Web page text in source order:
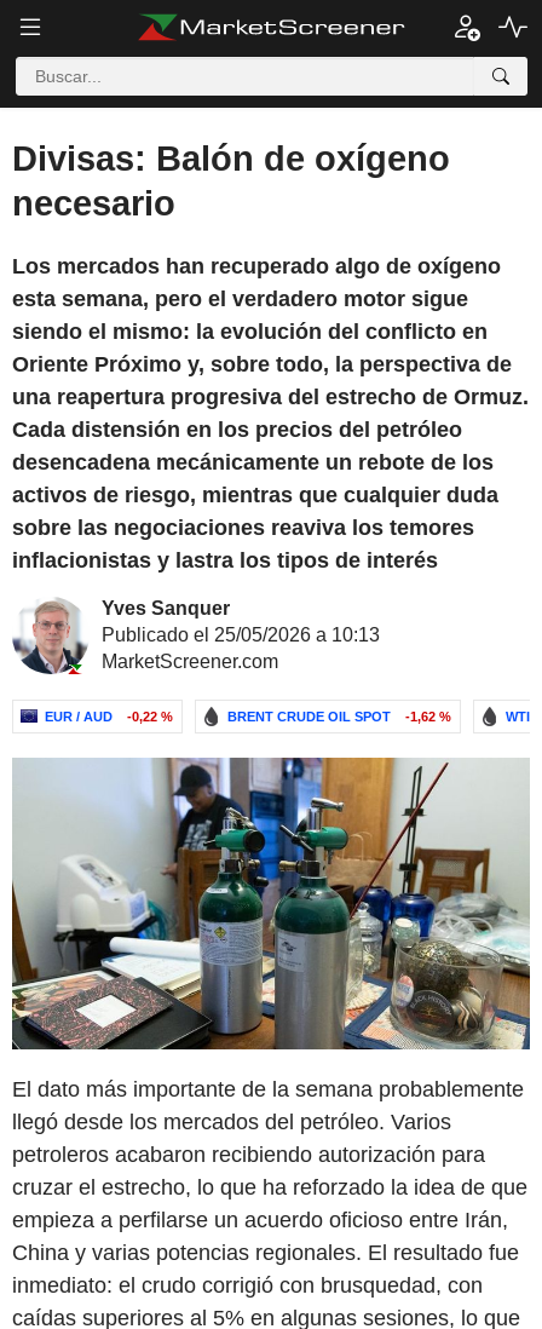
Divisas: Balón de oxígeno
necesario
Los mercados han recuperado algo de oxígeno
esta semana, pero el verdadero motor sigue
siendo el mismo: la evolución del conflicto en
Oriente Próximo y, sobre todo, la perspectiva de
una reapertura progresiva del estrecho de Ormuz.
Cada distensión en los precios del petróleo
desencadena mecánicamente un rebote de los
activos de riesgo, mientras que cualquier duda
sobre las negociaciones reaviva los temores
inflacionistas y lastra los tipos de interés
Yves Sanquer
Publicado el 25/05/2026 a 10:13
MarketScreener.com
EUR / AUD -0,22 % BRENT CRUDE OIL SPOT -1,62 % WTI
El dato más importante de la semana probablemente
llegó desde los mercados del petróleo. Varios
petroleros acabaron recibiendo autorización para
cruzar el estrecho, lo que ha reforzado la idea de que
empieza a perfilarse un acuerdo oficioso entre Irán,
China y varias potencias regionales. El resultado fue
inmediato: el crudo corrigió con brusquedad, con
caídas superiores al 5% en algunas sesiones, lo que